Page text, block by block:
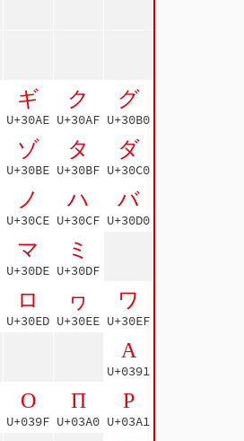
ギ
U+30AE
ク
U+30AF
グ
U+30B0
ゾ
U+30BE
タ
U+30BF
ダ
U+30C0
ノ
U+30CE
ハ
U+30CF
バ
U+30D0
マ
U+30DE
ミ
U+30DF
ロ
U+30ED
ヮ
U+30EE
ワ
U+30EF
Α
U+0391
Ο
U+039F
Π
U+03A0
Ρ
U+03A1